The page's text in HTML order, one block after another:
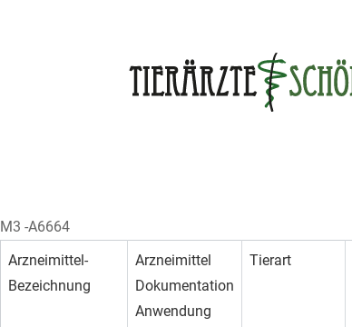
M3 -A6664
Arzneimittel-
Bezeichnung
Arzneimittel
Dokumentation
Anwendung
Tierart